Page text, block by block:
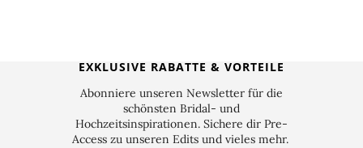
EXKLUSIVE RABATTE & VORTEILE
Abonniere unseren Newsletter für die
schönsten Bridal- und
Hochzeitsinspirationen. Sichere dir Pre-
Access zu unseren Edits und vieles mehr.